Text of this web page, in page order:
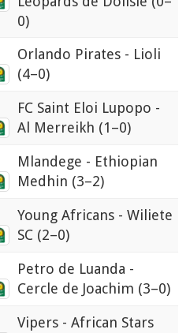
0)
Orlando Pirates - Lioli
(4–0)
FC Saint Eloi Lupopo -
Al Merreikh (1–0)
Mlandege - Ethiopian
Medhin (3–2)
Young Africans - Wiliete
SC (2–0)
Petro de Luanda -
Cercle de Joachim (3–0)
Vipers - African Stars